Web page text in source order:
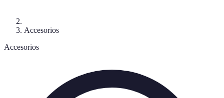
Accesorios
Accesorios